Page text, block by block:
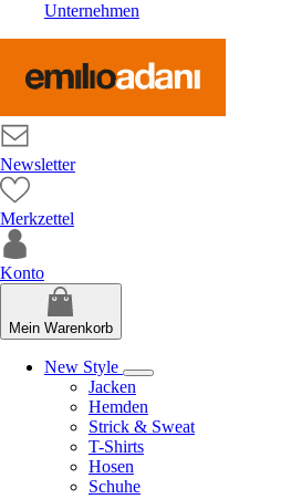
Unternehmen
Newsletter
Merkzettel
Konto
Mein Warenkorb
New Style
Jacken
Hemden
Strick & Sweat
T-Shirts
Hosen
Schuhe